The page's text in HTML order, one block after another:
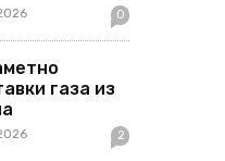
0
газа из
2